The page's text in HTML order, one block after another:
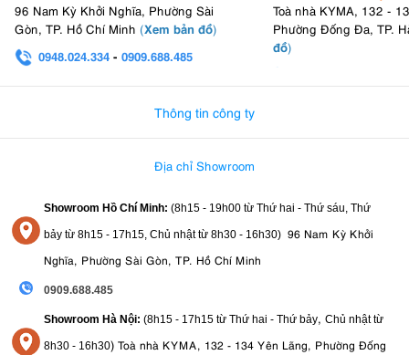
Phù hợp với:
Những người dùng sở hữu máy ảnh Nikon Z DX
Người làm Vlogger và quay video nhờ khả năng chống rung
Tóm lại,Nikon Nikkor Z DX 16-50mm F3.5-6.3 VRlà một trong những
ống kính kit tốt nhất trên thị trường hiện nay
hành hoàn hảo cho các thân máy Nikon Z DX, cung cấp một sự cân
bằng tuyệt vời giữachất lượng hình ảnh, tính đa dụng
động vượt trội
Nếu bạn đang tìm kiếm một ống kính mang theo cả ngày để ghi lại
cuộc sống hàng ngày, du lịch hoặc vlog mà không cần lo lắng về
trọng lượng, đây là lựa chọn không thể bỏ qua.
96 Nam Kỳ Khởi Nghĩa, Phường Sài
Gòn, TP. Hồ Chí Minh (Xem bản đồ)
0948.024.334 - 0909.688.485
Toà nhà KYMA, 132 -
Phường Đống Đa, TP.
đồ)
Thông tin công ty
Địa chỉ Showroom
Showroom Hồ Chí Minh: (8h15 - 19h00 từ Thứ hai - Thứ sáu, Thứ
bảy từ 8h15 - 17h15, Chủ nhật từ 8h30 - 16h30) 96 Nam Kỳ Khởi
Nghĩa, Phường Sài Gòn, TP. Hồ Chí Minh
0909.688.485
Showroom Hà Nội: (8h15 - 17h15 từ Thứ hai - Thứ bảy, Chủ nhật từ
8h30 - 16h30) Toà nhà KYMA, 132 - 134 Yên Lãng, Phường Đống